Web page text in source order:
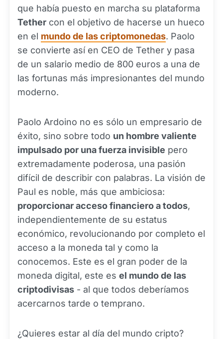
que había puesto en marcha su plataforma
Tether con el objetivo de hacerse un hueco
en el mundo de las criptomonedas. Paolo
se convierte así en CEO de Tether y pasa
de un salario medio de 800 euros a una de
las fortunas más impresionantes del mundo
moderno.
Paolo Ardoino no es sólo un empresario de
éxito, sino sobre todo un hombre valiente
impulsado por una fuerza invisible pero
extremadamente poderosa, una pasión
difícil de describir con palabras. La visión de
Paul es noble, más que ambiciosa:
proporcionar acceso financiero a todos,
independientemente de su estatus
económico, revolucionando por completo el
acceso a la moneda tal y como la
conocemos. Este es el gran poder de la
moneda digital, este es el mundo de las
criptodivisas - al que todos deberíamos
acercarnos tarde o temprano.
¿Quieres estar al día del mundo cripto?